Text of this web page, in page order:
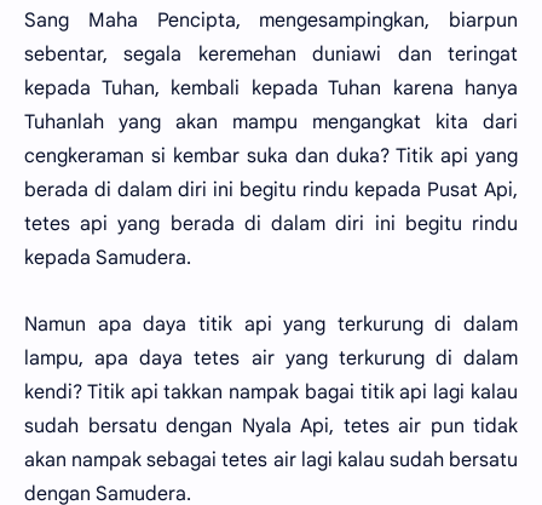
Sang Maha Pencipta, mengesampingkan, biarpun
sebentar, segala keremehan duniawi dan teringat
kepada Tuhan, kembali kepada Tuhan karena hanya
Tuhanlah yang akan mampu mengangkat kita dari
cengkeraman si kembar suka dan duka? Titik api yang
berada di dalam diri ini begitu rindu kepada Pusat Api,
tetes api yang berada di dalam diri ini begitu rindu
kepada Samudera.
Namun apa daya titik api yang terkurung di dalam
lampu, apa daya tetes air yang terkurung di dalam
kendi? Titik api takkan nampak bagai titik api lagi kalau
sudah bersatu dengan Nyala Api, tetes air pun tidak
akan nampak sebagai tetes air lagi kalau sudah bersatu
dengan Samudera.